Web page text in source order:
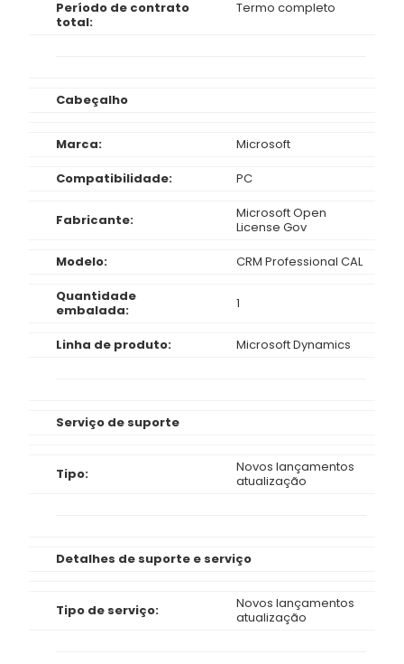
Período de contrato
total:
Termo completo
Cabeçalho
Marca:
Microsoft
Compatibilidade:
PC
Fabricante:
Microsoft Open
License Gov
Modelo:
CRM Professional CAL
Quantidade
embalada:
1
Linha de produto: Microsoft Dynamics
Serviço de suporte
Tipo:
Novos lançamentos
atualização
Detalhes de suporte e serviço
Tipo de serviço:
Novos lançamentos
atualização